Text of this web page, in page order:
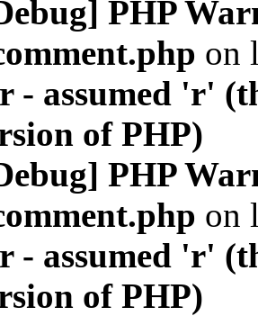
PHP
on
- assumed 'r'
of PHP)
PHP
on
- assumed 'r'
of PHP)